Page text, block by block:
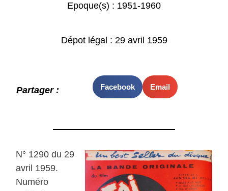
Epoque(s) : 1951-1960
Dépot légal : 29 avril 1959
Partager : Facebook Email
N° 1290 du 29
avril 1959.
Numéro